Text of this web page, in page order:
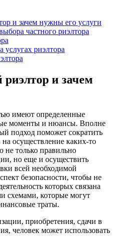
и зачем нужны его услуги
частного риэлтора
риэлтора
и зачем
имеют определенные
моменты и нюансы. Вполне
подход поможет сократить
осуществление каких-то
только правильно
но еще и осуществить
всей необходимой
безопасности, чтобы не
которых связана
схемами, которые могут
траты.
приобретения, сдачи в
человек может использовать